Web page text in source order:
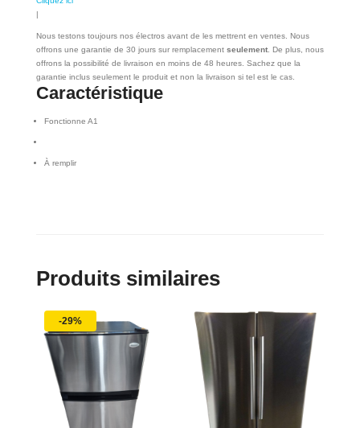
|
Nous testons toujours nos électros avant de les mettrent en ventes. Nous
offrons une garantie de 30 jours sur remplacement seulement. De plus, nous
offrons la possibilité de livraison en moins de 48 heures. Sachez que la
garantie inclus seulement le produit et non la livraison si tel est le cas.
Caractéristique
Fonctionne A1
À remplir
Produits similaires
-29%